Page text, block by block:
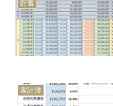
貯蓄
家計簿